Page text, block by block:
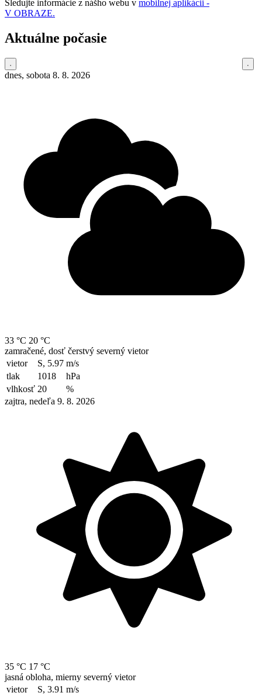
Sledujte informácie z nášho webu v mobilnej aplikácii -
V OBRAZE.
Aktuálne počasie
dnes, sobota 8. 8. 2026
33 °C 20 °C
zamračené, dosť čerstvý severný vietor
vietor
S, 5.97 m/s
tlak
1018
hPa
vlhkosť 20
%
zajtra, nedeľa 9. 8. 2026
35 °C 17 °C
jasná obloha, mierny severný vietor
vietor
S, 3.91 m/s